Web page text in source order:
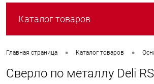
Каталог товаров
Главная страница • Каталог товаров •
Сверло по металлу Deli